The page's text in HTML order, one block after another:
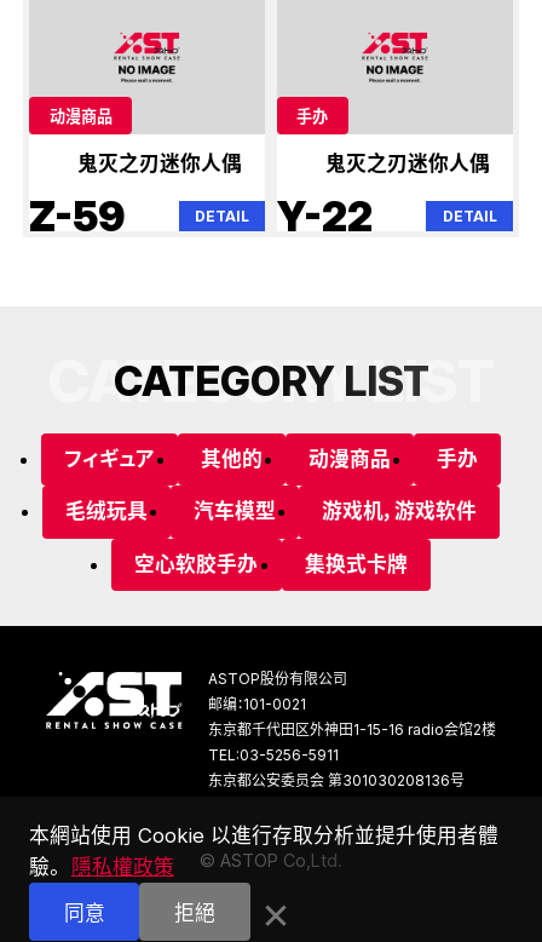
动漫商品
鬼灭之刃迷你人偶
Z-59 DETAIL
手办
鬼灭之刃迷你人偶
Y-22 DETAIL
CATEGORY LIST
CATEGORY LIST
フィギュア 其他的 动漫商品 手办
毛绒玩具 汽车模型 游戏机，游戏软件
空心软胶手办 集换式卡牌
ASTOP股份有限公司
邮编：101-0021
东京都千代田区外神田1-15-16 radio会馆2楼
TEL:03-5256-5911
东京都公安委员会 第301030208136号
© ASTOP Co L td.
本網站使用 Cookie 以進行存取分析並提升使用者體
驗。
隱私權政策
同意
拒絕 ×